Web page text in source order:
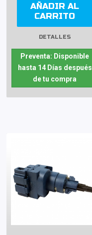
AÑADIR AL
CARRITO
DETALLES
Preventa: Disponible
hasta 14 Días después
de tu compra